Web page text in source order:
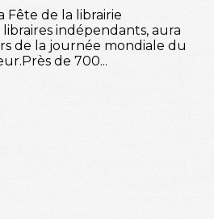
Fête de la librairie
indépendants, aura
de la journée mondiale du
de 700...